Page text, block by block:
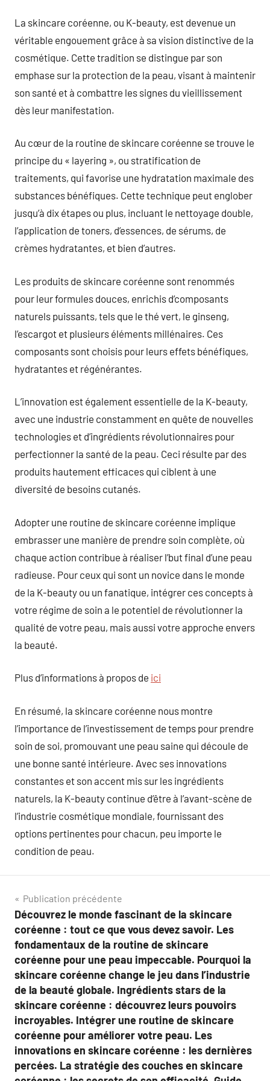
La skincare coréenne, ou K-beauty, est devenue un
véritable engouement grâce à sa vision distinctive de la
cosmétique. Cette tradition se distingue par son
emphase sur la protection de la peau, visant à maintenir
son santé et à combattre les signes du vieillissement
dès leur manifestation.
Au cœur de la routine de skincare coréenne se trouve le
principe du « layering », ou stratification de
traitements, qui favorise une hydratation maximale des
substances bénéfiques. Cette technique peut englober
jusqu’à dix étapes ou plus, incluant le nettoyage double,
l’application de toners, d’essences, de sérums, de
crèmes hydratantes, et bien d’autres.
Les produits de skincare coréenne sont renommés
pour leur formules douces, enrichis d’composants
naturels puissants, tels que le thé vert, le ginseng,
l’escargot et plusieurs éléments millénaires. Ces
composants sont choisis pour leurs effets bénéfiques,
hydratantes et régénérantes.
L’innovation est également essentielle de la K-beauty,
avec une industrie constamment en quête de nouvelles
technologies et d’ingrédients révolutionnaires pour
perfectionner la santé de la peau. Ceci résulte par des
produits hautement efficaces qui ciblent à une
diversité de besoins cutanés.
Adopter une routine de skincare coréenne implique
embrasser une manière de prendre soin complète, où
chaque action contribue à réaliser l’but final d’une peau
radieuse. Pour ceux qui sont un novice dans le monde
de la K-beauty ou un fanatique, intégrer ces concepts à
votre régime de soin a le potentiel de révolutionner la
qualité de votre peau, mais aussi votre approche envers
la beauté.
Plus d’informations à propos de ici
En résumé, la skincare coréenne nous montre
l’importance de l’investissement de temps pour prendre
soin de soi, promouvant une peau saine qui découle de
une bonne santé intérieure. Avec ses innovations
constantes et son accent mis sur les ingrédients
naturels, la K-beauty continue d’être à l’avant-scène de
l’industrie cosmétique mondiale, fournissant des
options pertinentes pour chacun, peu importe le
condition de peau.
Navigation
de
l’article
Publication précédente
Découvrez le monde fascinant de la skincare
coréenne : tout ce que vous devez savoir. Les
fondamentaux de la routine de skincare
coréenne pour une peau impeccable. Pourquoi la
skincare coréenne change le jeu dans l’industrie
de la beauté globale. Ingrédients stars de la
skincare coréenne : découvrez leurs pouvoirs
incroyables. Intégrer une routine de skincare
coréenne pour améliorer votre peau. Les
innovations en skincare coréenne : les dernières
percées. La stratégie des couches en skincare